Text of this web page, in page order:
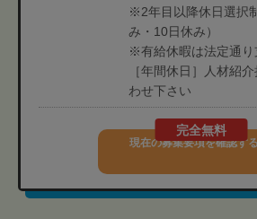
※2年目以降休日選択
み・10日休み）
※有給休暇は法定通り
［年間休日］人材紹
わせ下さい
完全無料
現在の募集要項を確認する